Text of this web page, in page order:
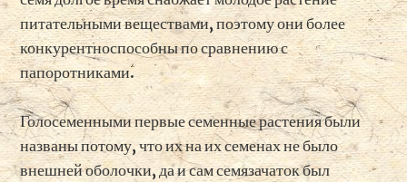
питательными веществами, поэтому они более
конкурентноспособны по сравнению с
папоротниками.
Голосеменными первые семенные растения были
названы потому, что их на их семенах не было
внешней оболочки, да и сам семязачаток был